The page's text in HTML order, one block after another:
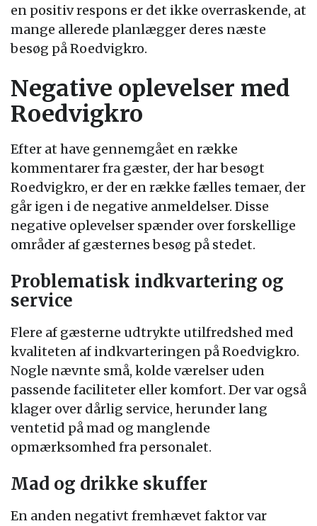
en positiv respons er det ikke overraskende, at
mange allerede planlægger deres næste
besøg på Roedvigkro.
Negative oplevelser med
Roedvigkro
Efter at have gennemgået en række
kommentarer fra gæster, der har besøgt
Roedvigkro, er der en række fælles temaer, der
går igen i de negative anmeldelser. Disse
negative oplevelser spænder over forskellige
områder af gæsternes besøg på stedet.
Problematisk indkvartering og
service
Flere af gæsterne udtrykte utilfredshed med
kvaliteten af indkvarteringen på Roedvigkro.
Nogle nævnte små, kolde værelser uden
passende faciliteter eller komfort. Der var også
klager over dårlig service, herunder lang
ventetid på mad og manglende
opmærksomhed fra personalet.
Mad og drikke skuffer
En anden negativt fremhævet faktor var